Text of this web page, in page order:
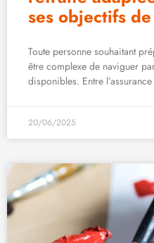
ses objectifs
Toute personne souhaitant
être complexe de naviguer
disponibles. Entre
20/06/2025